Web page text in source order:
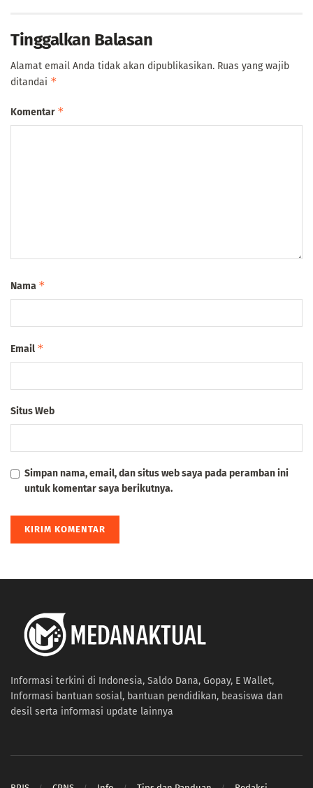
Tinggalkan Balasan
Alamat email Anda tidak akan dipublikasikan. Ruas yang wajib
ditandai *
Komentar *
Nama *
Email *
Situs Web
Simpan nama, email, dan situs web saya pada peramban ini
untuk komentar saya berikutnya.
Informasi terkini di Indonesia, Saldo Dana, Gopay, E Wallet,
Informasi bantuan sosial, bantuan pendidikan, beasiswa dan
desil serta informasi update lainnya